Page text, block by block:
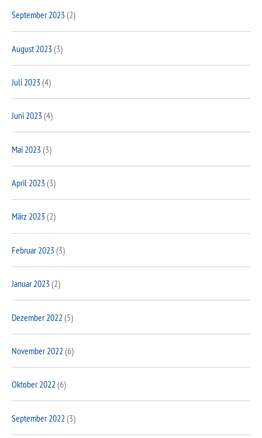
September 2023(2)
August 2023(3)
Juli 2023(4)
Juni 2023(4)
Mai 2023(3)
April 2023(3)
März 2023(2)
Februar 2023(3)
Januar 2023(2)
Dezember 2022 (5)
November 2022 (6)
Oktober 2022 (6)
September 2022 (3)